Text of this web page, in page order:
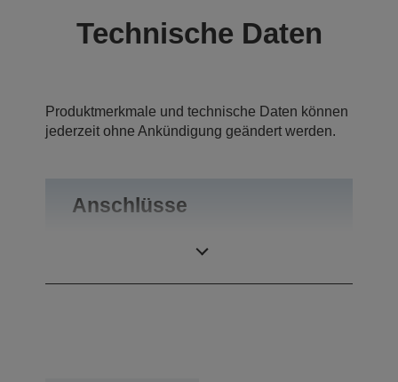
Technische Daten
Produktmerkmale und technische Daten können
jederzeit ohne Ankündigung geändert werden.
Anschlüsse